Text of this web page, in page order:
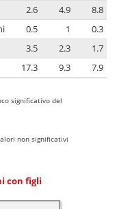
2.6 4.9
8.8
0.5 1
0.3
3.5 2.3
1.7
17.3 9.3 7.9
significativo del
non significativi
con figli